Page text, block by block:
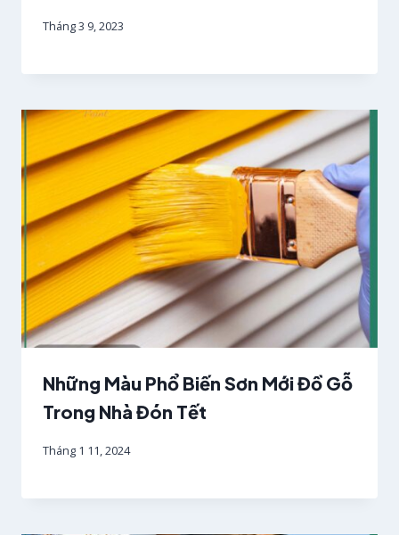
Tháng 3 9, 2023
Những Màu Phổ Biến Sơn Mới Đồ Gỗ
Trong Nhà Đón Tết
Tháng 1 11, 2024